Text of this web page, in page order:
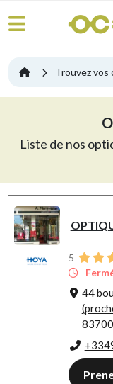
Trouvez vos
Liste de nos
5
44